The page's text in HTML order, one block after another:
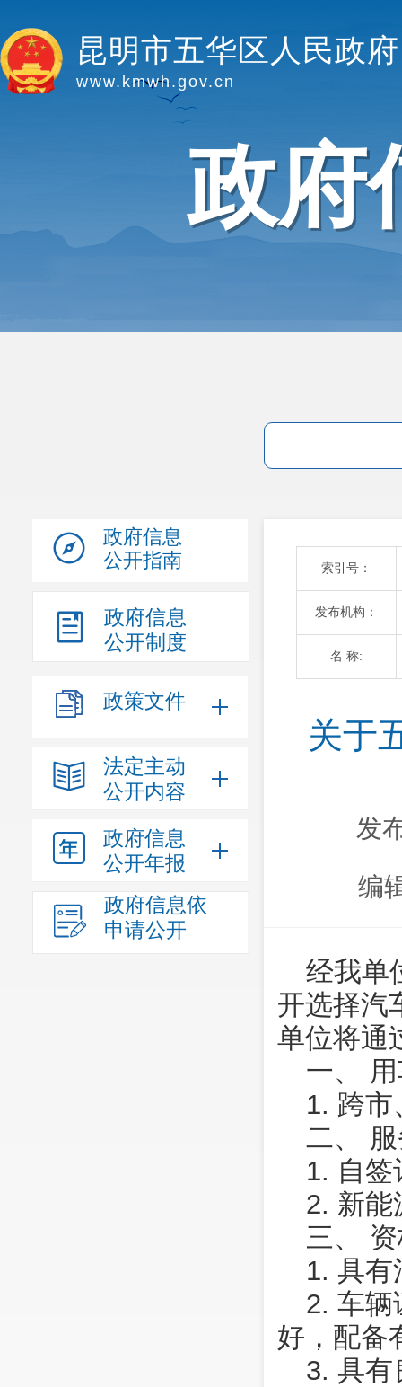
昆明市五华区人民政府
www.kmwh.gov.cn
政府
政府信息
公开指南
政府信息
公开制度
政策文件
法定主动
公开内容
政府信息
公开年报
政府信息依
申请公开
索引号：
发布机构：
名 称:
关于
发
编
经我单
开选择汽
单位将通
一、
1. 跨市
二、
1. 自签
2. 新能
三、
1. 具有
2. 车辆
好，配备
3. 具有